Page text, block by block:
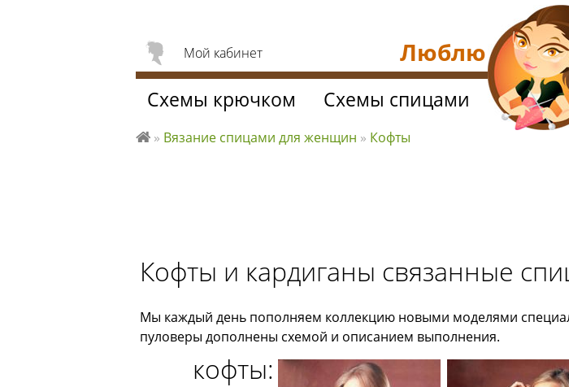
Кофты и кардиганы связанные
Мы каждый день пополняем коллекцию новыми моделями
пуловеры дополнены схемой и описанием выполнения.
кофты:
Мой кабинет
Схемы крючком Схемы спицами
за
» Вязание спицами для женщин » Кофты
Люблю